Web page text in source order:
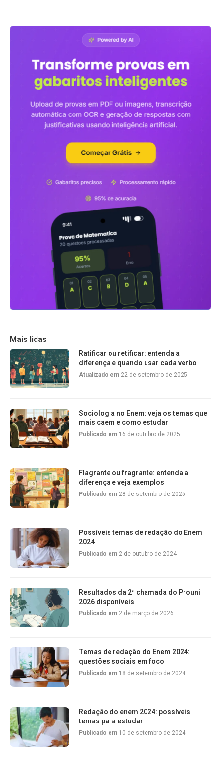
Mais lidas
Ratificar ou retificar: entenda a
diferença e quando usar cada verbo
Atualizado em 22 de setembro de 2025
Sociologia no Enem: veja os temas que
mais caem e como estudar
Publicado em 16 de outubro de 2025
Flagrante ou fragrante: entenda a
diferença e veja exemplos
Publicado em 28 de setembro de 2025
Possíveis temas de redação do Enem
2024
Publicado em 2 de outubro de 2024
Resultados da 2ª chamada do Prouni
2026 disponíveis
Publicado em 2 de março de 2026
Temas de redação do Enem 2024:
questões sociais em foco
Publicado em 18 de setembro de 2024
Redação do enem 2024: possíveis
temas para estudar
Publicado em 10 de setembro de 2024